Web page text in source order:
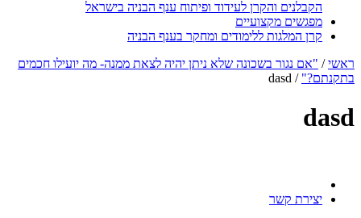
הקבלנים והקרן לעידוד ופיתוח ענף הבניה בישראל
מפגשים מקצועיים
קרן המלגות ללימודים ומחקר בענף הבניה
ראשי/ "אם נגור בשכונה שלא ניתן יהיה לצאת ממנה- מה יועילו חכמים
בתקנתם?" /
dasd
dasd
יצירת קשר